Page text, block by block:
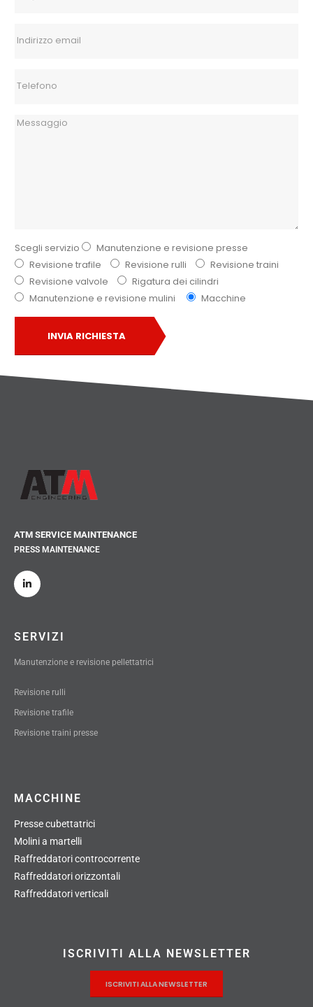
Scegli servizio
Manutenzione e revisione presse
Revisione trafile
Revisione rulli
Revisione traini
Revisione valvole
Rigatura dei cilindri
Manutenzione e revisione mulini
Macchine
INVIA RICHIESTA
ATM SERVICE MAINTENANCE
PRESS MAINTENANCE
SERVIZI
Manutenzione e revisione pellettatrici
Revisione rulli
Revisione trafile
Revisione traini presse
MACCHINE
Presse cubettatrici
Molini a martelli
Raffreddatori controcorrente
Raffreddatori orizzontali
Raffreddatori verticali
ISCRIVITI ALLA NEWSLETTER
ISCRIVITI ALLA NEWSLETTER